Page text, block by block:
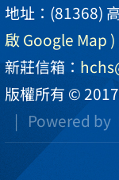
地址：(81368)
啟 Google Map )
新莊信箱：
版權所有 ©
| Powered by